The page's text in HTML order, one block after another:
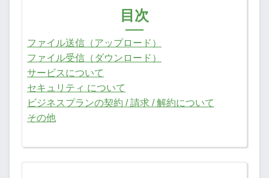
目次
ファイル送信（アップロード）
ファイル受信（ダウンロード）
サービスについて
セキュリティ について
ビジネスプランの契約 / 請求 / 解約について
その他